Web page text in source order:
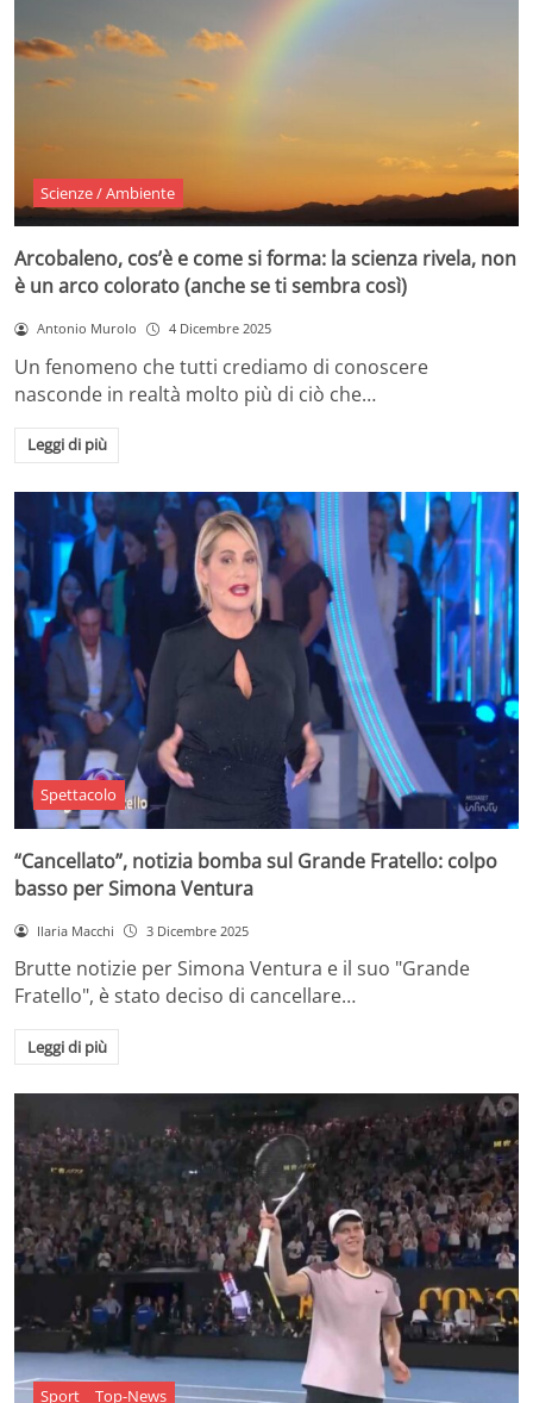
Scienze / Ambiente
Arcobaleno, cos’è e come si forma: la scienza rivela, non
è un arco colorato (anche se ti sembra così)
Antonio Murolo 4 Dicembre 2025
Un fenomeno che tutti crediamo di conoscere
nasconde in realtà molto più di ciò che…
Leggi di più
Spettacolo
“Cancellato”, notizia bomba sul Grande Fratello: colpo
basso per Simona Ventura
Ilaria Macchi 3 Dicembre 2025
Brutte notizie per Simona Ventura e il suo "Grande
Fratello", è stato deciso di cancellare…
Leggi di più
Sport Top-News